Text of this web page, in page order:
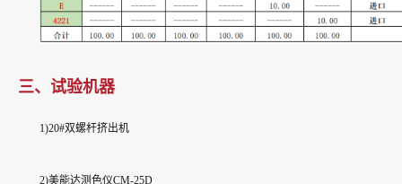
三、试验机器
1)20#双螺杆挤出机
2)美能达测色仪CM-25D